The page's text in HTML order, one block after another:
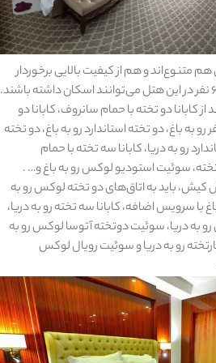
غذا و خوراک(218)
مناطق خاص و رومانتیک
(65)
هتل ها(701)
[search_hotel]
محبوب
ترین
ها
آخرین
مقالات
منتخب
سردبیر
سرزمین موج های آبی
مشهد
1404-03-15